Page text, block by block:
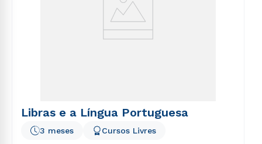
Libras e a Língua Portuguesa
3 meses Cursos Livres